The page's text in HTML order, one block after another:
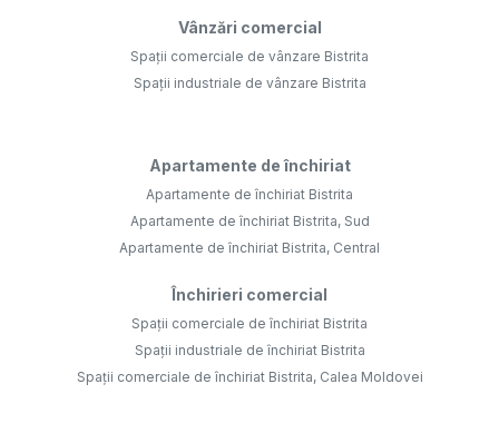
Vânzări comercial
Spații comerciale de vânzare Bistrita
Spații industriale de vânzare Bistrita
Apartamente de închiriat
Apartamente de închiriat Bistrita
Apartamente de închiriat Bistrita, Sud
Apartamente de închiriat Bistrita, Central
Închirieri comercial
Spații comerciale de închiriat Bistrita
Spații industriale de închiriat Bistrita
Spații comerciale de închiriat Bistrita, Calea Moldovei